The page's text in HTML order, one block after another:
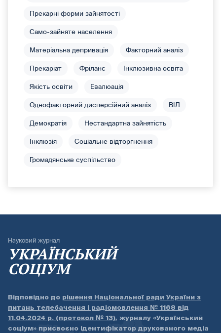
Прекарні форми зайнятості
Само-зайняте населення
Матеріальна депривація Факторний аналіз
Прекаріат Фріланс Інклюзивна освіта
Якість освіти Евалюація
Однофакторний дисперсійний аналіз ВІЛ
Демократія Нестандартна зайнятість
Інклюзія Соціальне відторгнення
Громадянське суспільство
Науковий журнал
УКРАЇНСЬКИЙ
СОЦІУМ
Відповідно до рішення Національної ради України з
питань телебачення і радіомовлення № 1168 від
11.04.2024 р. (протокол № 13), журналу «Український
соціум» присвоєно ідентифікатор друкованого медіа